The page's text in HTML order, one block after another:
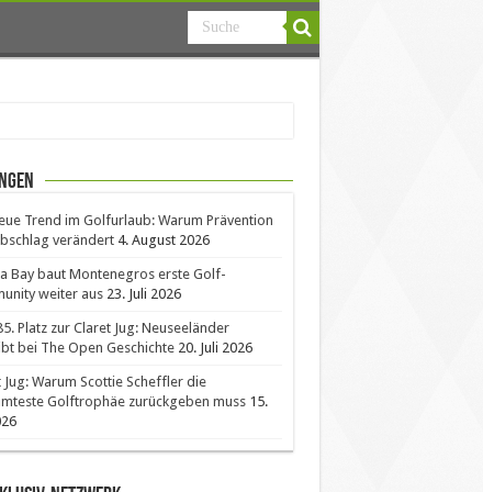
Trend im Golfurlaub: Warum Prävention
verändert 4. August 2026
Bay baut Montenegros erste Golf-
weiter aus 23. Juli 2026
Platz zur Claret Jug: Neuseeländer
bei The Open Geschichte 20. Juli 2026
Jug: Warum Scottie Scheffler die
Golftrophäe zurückgeben muss 15.